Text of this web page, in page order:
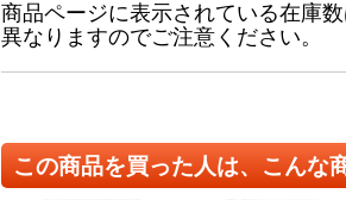
商品ページに表示されている在庫
異なりますのでご注意ください。
この商品を買った人は、こんな